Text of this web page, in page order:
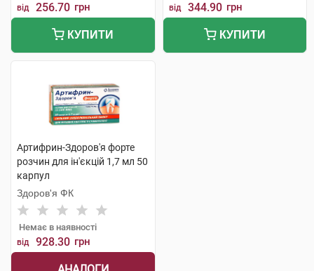
від 256.70 грн
КУПИТИ
від 344.90 грн
КУПИТИ
Артифрин-Здоров'я форте
розчин для ін'єкцій 1,7 мл 50
карпул
Здоров'я ФК
Немає в наявності
від 928.30 грн